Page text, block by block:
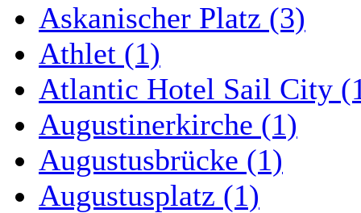
Askanischer Platz (3)
Athlet (1)
Atlantic Hotel Sail City
Augustinerkirche (1)
Augustusbrücke (1)
Augustusplatz (1)